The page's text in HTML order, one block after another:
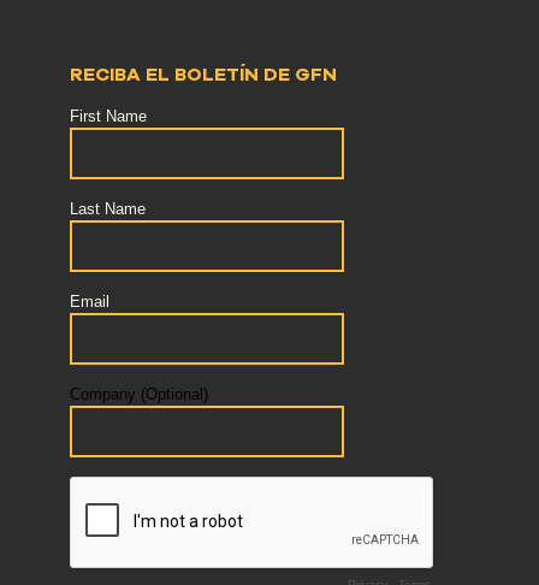
RECIBA EL BOLETÍN DE GFN